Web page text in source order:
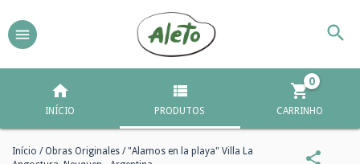
INÍCIO PRODUTOS CARRINHO
0
Início / Obras Originales / "Alamos en la playa" Villa La